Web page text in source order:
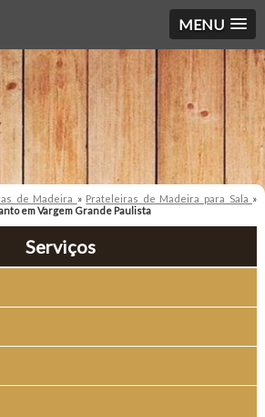
MENU
de Madeira » Prateleiras de Madeira para Sala »
em Vargem Grande Paulista
Serviços